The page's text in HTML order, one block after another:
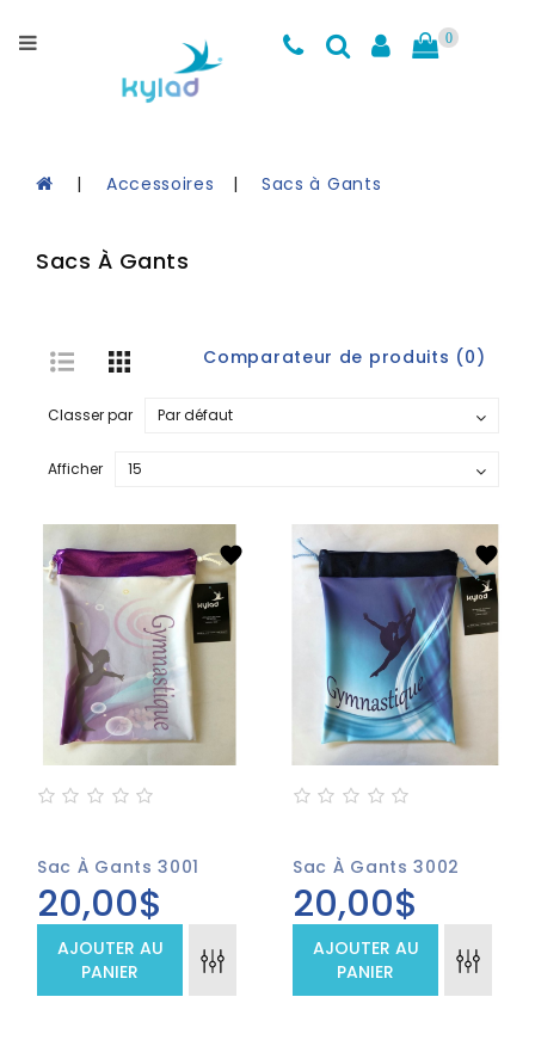
Cuissards
Kylad
0
Accessoires Sacs à Gants
Sacs À Gants
Comparateur de produits (0)
Classer par
Afficher
Sac À Gants 3001
20,00$
AJOUTER AU
PANIER
Sac À Gants 3002
20,00$
AJOUTER AU
PANIER